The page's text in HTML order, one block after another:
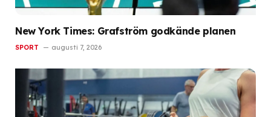
New York Times: Grafström godkände planen
SPORT augusti 7, 2026